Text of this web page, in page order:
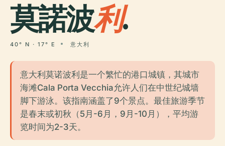
莫諾波利.
40° N · 17° E 意大利
意大利莫诺波利是一个繁忙的港口城镇，其城市
海滩Cala Porta Vecchia允许人们在中世纪城墙
脚下游泳。该指南涵盖了9个景点。最佳旅游季节
是春末或初秋（5月-6月，9月-10月），平均游
览时间为2-3天。